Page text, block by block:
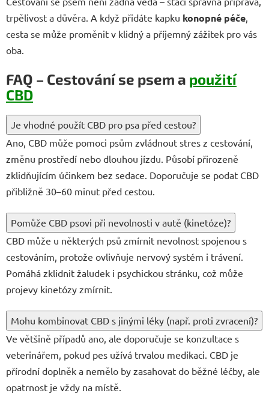
trpělivost a důvěra. A když přidáte kapku konopné péče,
cesta se může proměnit v klidný a příjemný zážitek pro vás
oba.
FAQ – Cestování se psem a použití
CBD
Je vhodné použít CBD pro psa před cestou?
Ano, CBD může pomoci psům zvládnout stres z cestování,
změnu prostředí nebo dlouhou jízdu. Působí přirozeně
zklidňujícím účinkem bez sedace. Doporučuje se podat CBD
přibližně 30–60 minut před cestou.
Pomůže CBD psovi při nevolnosti v autě (kinetóze)?
CBD může u některých psů zmírnit nevolnost spojenou s
cestováním, protože ovlivňuje nervový systém i trávení.
Pomáhá zklidnit žaludek i psychickou stránku, což může
projevy kinetózy zmírnit.
Mohu kombinovat CBD s jinými léky (např. proti zvracení)?
Ve většině případů ano, ale doporučuje se konzultace s
veterinářem, pokud pes užívá trvalou medikaci. CBD je
přírodní doplněk a nemělo by zasahovat do běžné léčby, ale
opatrnost je vždy na místě.